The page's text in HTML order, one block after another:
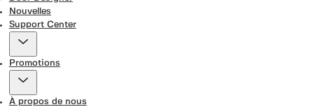
Nouvelles
Support Center
Promotions
À propos de nous